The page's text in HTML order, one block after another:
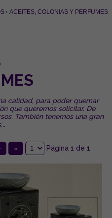
ACEITES, COLONIAS Y PERFUMES
calidad, para poder quemar
que queremos solicitar. De
También tenemos una gran
» Página 1 de 1